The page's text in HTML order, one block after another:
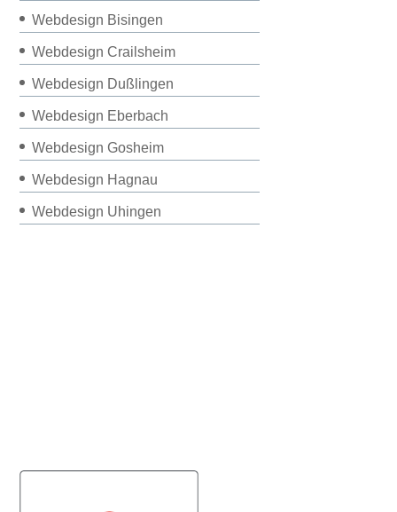
Webdesign Bisingen
Webdesign Crailsheim
Webdesign Dußlingen
Webdesign Eberbach
Webdesign Gosheim
Webdesign Hagnau
Webdesign Uhingen